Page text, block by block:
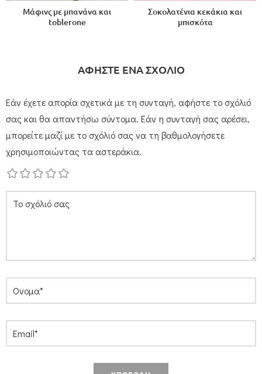
Μάφινς με μπανάνα και
toblerone
Σοκολατένια κεκάκια και
μπισκότα
ΑΦΗΣΤΕ ΕΝΑ ΣΧΟΛΙΟ
Εάν έχετε απορία σχετικά με τη συνταγή, αφήστε το σχόλιό
σας και θα απαντήσω σύντομα. Εάν η συνταγή σας αρέσει,
μπορείτε μαζί με το σχόλιό σας να τη βαθμολογήσετε
χρησιμοποιώντας τα αστεράκια.